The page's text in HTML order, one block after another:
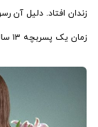
زندان افتاد. دلیل آن
زمان یک پسربچه ۱۳ ساله کره‌ای-آمریکایی و همکلاسی پسر بزرگ گریسی بود.